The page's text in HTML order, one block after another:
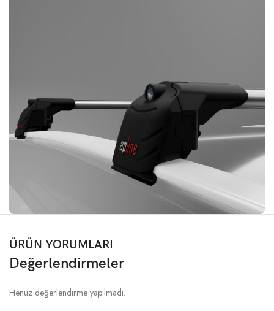
ÜRÜN YORUMLARI
Değerlendirmeler
Henüz değerlendirme yapılmadı.